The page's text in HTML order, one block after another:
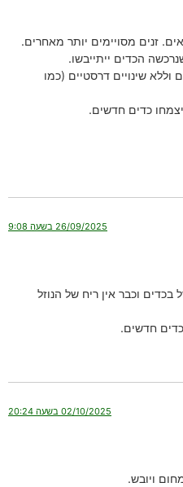
זנים מסויימים יותר מאחרים.
הכדים ייתייבשו.
שינויים דרסטיים (כמו
כדים חדשים.
26/09/2025 בשעה 9:08
בכדים וכבר אין ריח של הנוזל
חדשים.
02/10/2025 בשעה 20:24
ויובש.